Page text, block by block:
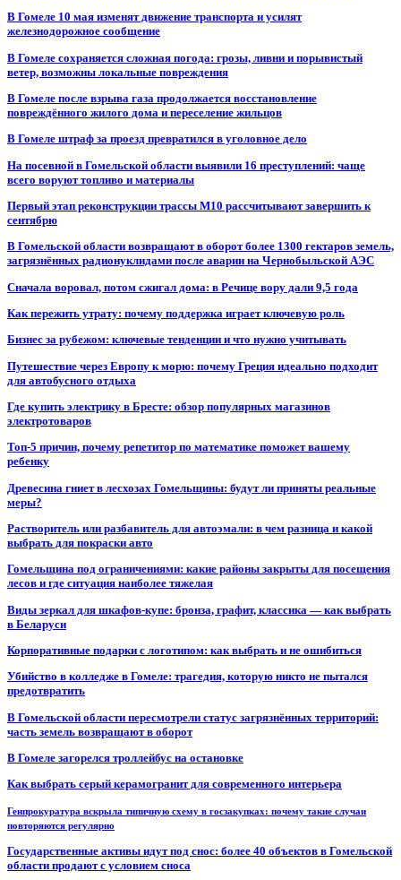
В Гомеле 10 мая изменят движение транспорта и усилят
железнодорожное сообщение
В Гомеле сохраняется сложная погода: грозы, ливни и порывистый
ветер, возможны локальные повреждения
В Гомеле после взрыва газа продолжается восстановление
повреждённого жилого дома и переселение жильцов
В Гомеле штраф за проезд превратился в уголовное дело
На посевной в Гомельской области выявили 16 преступлений: чаще
всего воруют топливо и материалы
Первый этап реконструкции трассы М10 рассчитывают завершить к
сентябрю
В Гомельской области возвращают в оборот более 1300 гектаров земель,
загрязнённых радионуклидами после аварии на Чернобыльской АЭС
Сначала воровал, потом сжигал дома: в Речице вору дали 9,5 года
Как пережить утрату: почему поддержка играет ключевую роль
Бизнес за рубежом: ключевые тенденции и что нужно учитывать
Путешествие через Европу к морю: почему Греция идеально подходит
для автобусного отдыха
Где купить электрику в Бресте: обзор популярных магазинов
электротоваров
Топ-5 причин, почему репетитор по математике поможет вашему
ребенку
Древесина гниет в лесхозах Гомельщины: будут ли приняты реальные
меры?
Растворитель или разбавитель для автоэмали: в чем разница и какой
выбрать для покраски авто
Гомельщина под ограничениями: какие районы закрыты для посещения
лесов и где ситуация наиболее тяжелая
Виды зеркал для шкафов-купе: бронза, графит, классика — как выбрать
в Беларуси
Корпоративные подарки с логотипом: как выбрать и не ошибиться
Убийство в колледже в Гомеле: трагедия, которую никто не пытался
предотвратить
В Гомельской области пересмотрели статус загрязнённых территорий:
часть земель возвращают в оборот
В Гомеле загорелся троллейбус на остановке
Как выбрать серый керамогранит для современного интерьера
Генпрокуратура вскрыла типичную схему в госзакупках: почему такие случаи
повторяются регулярно
Государственные активы идут под снос: более 40 объектов в Гомельской
области продают с условием сноса